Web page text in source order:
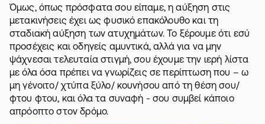
Όμως, όπως πρόσφατα σου είπαμε, η αύξηση στις
μετακινήσεις έχει ως φυσικό επακόλουθο και τη
σταδιακή αύξηση των ατυχημάτων. Το ξέρουμε ότι εσύ
προσέχεις και οδηγείς αμυντικά, αλλά για να μην
ψάχνεσαι τελευταία στιγμή, σου έχουμε την ιερή λίστα
με όλα όσα πρέπει να γνωρίζεις σε περίπτωση που – ω
μη γένοιτο/ χτύπα ξύλο/ κουνήσου από τη θέση σου/
φτου φτου, και όλα τα συναφή - σου συμβεί κάποιο
απρόοπτο στον δρόμο.